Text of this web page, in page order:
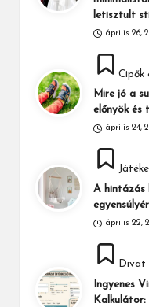
letisztult
április 26,
Posted
in
Cipők
Mire jó a
előnyök és
április 24,
A hintázás
április 22,
Divat
Ingyenes